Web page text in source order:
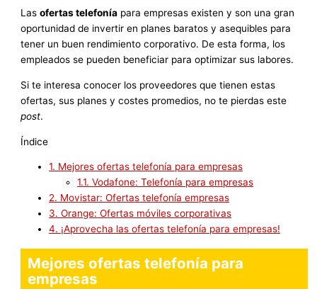
Lasofertas telefonía para empresas existen y son una gran
oportunidad de invertir en planes baratos y asequibles para
tener un buen rendimiento corporativo. De esta forma, los
empleados se pueden beneficiar para optimizar sus labores.
Si te interesa conocer los proveedores que tienen estas
ofertas, sus planes y costes promedios, no te pierdas este
post.
Índice
1. Mejores ofertas telefonía para empresas
1.1. Vodafone: Telefonía para empresas
2. Movistar: Ofertas telefonía empresas
3. Orange: Ofertas móviles corporativas
4. ¡Aprovecha las ofertas telefonía para empresas!
Mejores ofertas telefonía para
empresas